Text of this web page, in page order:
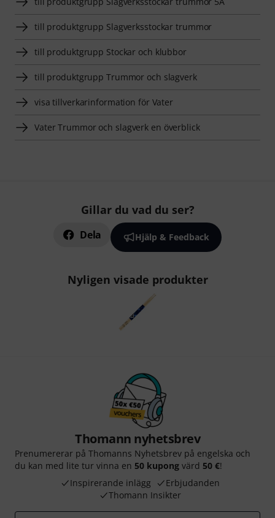
till produktgrupp Slagverksstockar trummor
till produktgrupp Stockar och klubbor
till produktgrupp Trummor och slagverk
visa tillverkarinformation för Vater
Vater Trummor och slagverk en överblick
Gillar du vad du ser?
Dela Hjälp & Feedback
Nyligen visade produkter
Thomann nyhetsbrev
Prenumererar på Thomanns Nyhetsbrev på engelska och
du kan med lite tur vinna en 50 kupong värd 50 €!
Inspirerande inlägg
Erbjudanden
Thomann Insikter